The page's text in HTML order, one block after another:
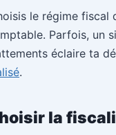
le régime fiscal
Parfois, un
éclaire ta
.
la